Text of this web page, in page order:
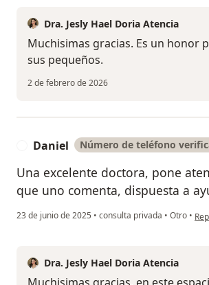
Dra. Jesly Hael Doria Atencia
Muchisimas gracias. Es un honor
sus pequeños.
2 de febrero de 2026
Daniel Número de teléfono
Una excelente doctora, pone
que uno comenta, dispuesta a
23 de junio de 2025 • consulta privada • Otro • en
Dra. Jesly Hael Doria Atencia